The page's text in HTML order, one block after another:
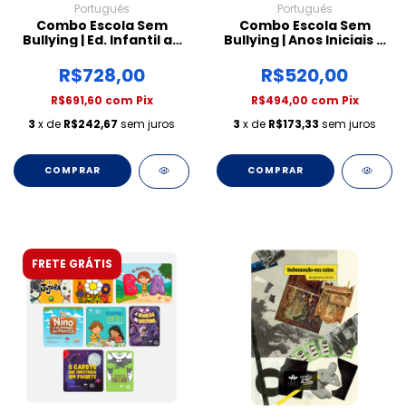
Português
Combo Escola Sem
Bullying | Ed. Infantil ao
R$728,00
R$691,60 com Pix
3 x de R$242,67 sem juros
Português
Combo Escola Sem
Bullying | Anos Iniciais e
R$520,00
R$494,00 com Pix
3 x de R$173,33 sem juros
FRETE GRÁTIS